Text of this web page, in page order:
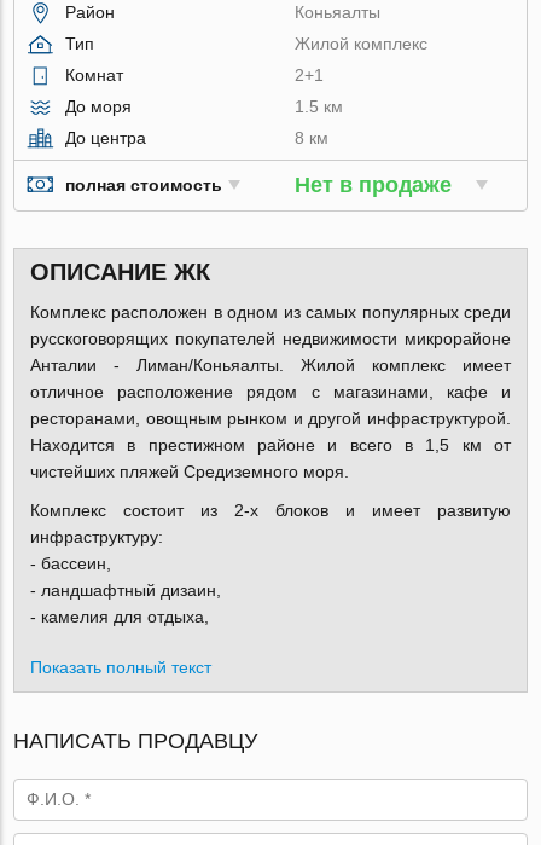
Район
Коньяалты
Тип
Жилой комплекс
Комнат
2+1
До моря
1.5 км
До центра
8 км
полная стоимость Нет в продаже
ОПИСАНИЕ ЖК
Комплекс расположен в одном из самых популярных среди
русскоговорящих покупателей недвижимости микрорайоне
Анталии - Лиман/Коньяалты. Жилой комплекс имеет
отличное расположение рядом с магазинами, кафе и
ресторанами, овощным рынком и другой инфраструктурой.
Находится в престижном районе и всего в 1,5 км от
чистейших пляжей Средиземного моря.
Комплекс состоит из 2-х блоков и имеет развитую
инфраструктуру:
- бассеин,
- ландшафтный дизаин,
- камелия для отдыха,
Показать полный текст
НАПИСАТЬ ПРОДАВЦУ